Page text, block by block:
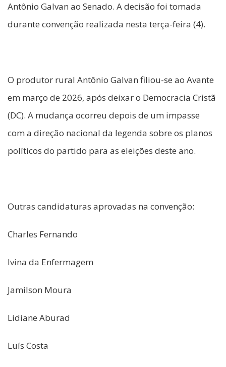
Antônio Galvan ao Senado. A decisão foi tomada
durante convenção realizada nesta terça-feira (4).
O produtor rural Antônio Galvan filiou-se ao Avante
em março de 2026, após deixar o Democracia Cristã
(DC). A mudança ocorreu depois de um impasse
com a direção nacional da legenda sobre os planos
políticos do partido para as eleições deste ano.
Outras candidaturas aprovadas na convenção:
Charles Fernando
Ivina da Enfermagem
Jamilson Moura
Lidiane Aburad
Luís Costa